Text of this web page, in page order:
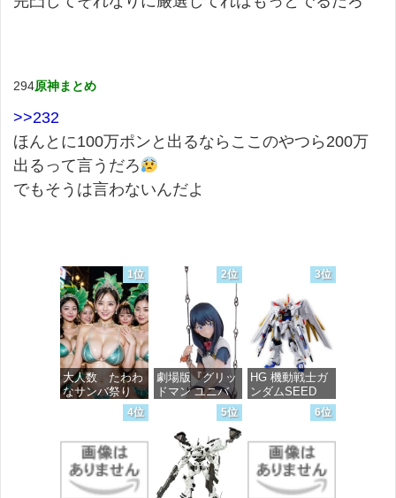
294原神まとめ
>>232
ほんとに100万ポンと出るならここのやつら200万
出るって言うだろ
でもそうは言わないんだよ
1位
大人数 たわわ
なサンバ祭り
価格：¥99
2位
劇場版『グリッ
ドマン ユニバ
ース』 宝多六
花 wall figure
1/7スケール プ
ラスチック製
塗装済み完成品
フィギュア
3位
HG 機動戦士ガ
ンダムSEED
FREEDOM マ
イティーストラ
ガンダム 1/144
スケール 色分
け済みプラモデ
4位 5位 6位